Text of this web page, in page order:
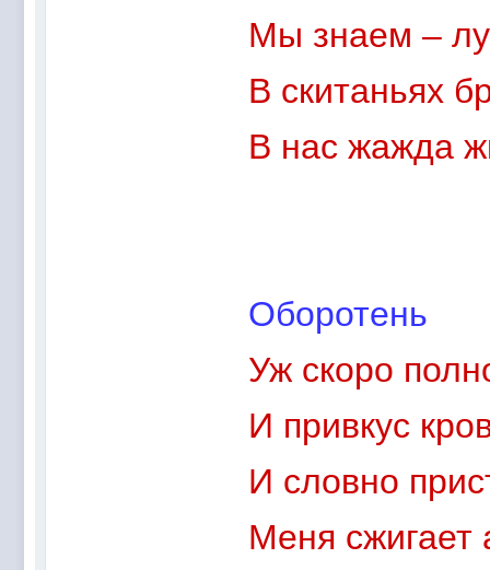
Мы знаем –
В скитаньях
В нас жажда
Оборотень
Уж скоро
И привкус
И словно
Меня сжигает